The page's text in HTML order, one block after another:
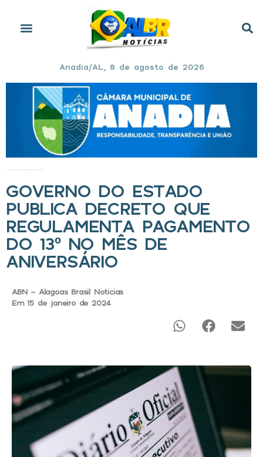
Anadia/AL, 8 de agosto de 2026
GOVERNO DO ESTADO
PUBLICA DECRETO QUE
REGULAMENTA PAGAMENTO
DO 13º NO MÊS DE
ANIVERSÁRIO
ABN - Alagoas Brasil Noticias
Em 15 de janeiro de 2024